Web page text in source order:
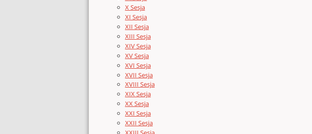
X Sesja
XI Sesja
XII Sesja
XIII Sesja
XIV Sesja
XV Sesja
XVI Sesja
XVII Sesja
XVIII Sesja
XIX Sesja
XX Sesja
XXI Sesja
XXII Sesja